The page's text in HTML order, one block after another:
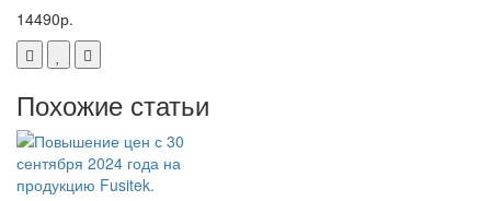
14490р.
Похожие статьи